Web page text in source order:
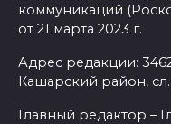
коммуникаций
от 21 марта 2023 г.
Адрес редакции:
Кашарский район,
Главный редактор –